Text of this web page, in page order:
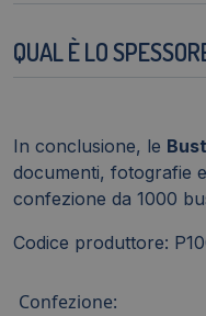
QUAL È LO
In conclusione, le
documenti, fotografie
confezione da 1000
Codice produttore:
Confezione: